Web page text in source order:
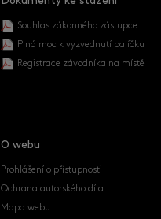
Souhlas zákonného zástupce
Plná moc k vyzvednutí balíčku
Registrace závodníka na místě
O webu
Prohlášení o přístupnosti
Ochrana autorského díla
Mapa webu